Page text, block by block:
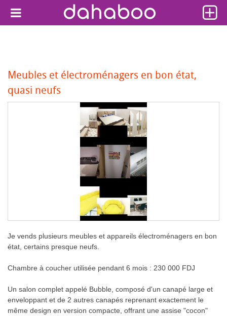
Meubles et électroménagers en bon état,
quasi neufs
Je vends plusieurs meubles et appareils électroménagers en bon
état, certains presque neufs.
Chambre à coucher utilisée pendant 6 mois : 230 000 FDJ
Un salon complet appelé Bubble, composé d'un canapé large et
enveloppant et de 2 autres canapés reprenant exactement le
même design en version compacte, offrant une assise "cocon"